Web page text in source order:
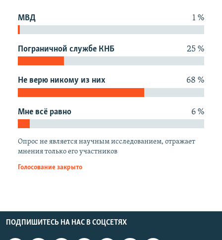
МВД 1 %
Пограничной службе КНБ 25 %
Не верю никому из них 68 %
Мне всё равно 6 %
Опрос не является научным исследованием, отражает
мнения только его участников
Голосование закрыто
ПОДПИШИТЕСЬ НА НАС В СОЦСЕТЯХ